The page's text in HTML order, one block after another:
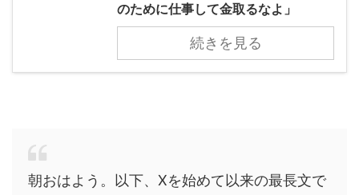
のために仕事して金取るなよ」
続きを見る
朝おはよう。以下、Xを始めて以来の最長文で